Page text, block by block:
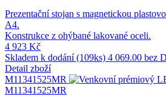
Prezentační stojan s magnetickou
A4.
Konstrukce z ohýbané lakované oceli.
4 923 Kč
Skladem k dodání (109ks) 4 069.00 bez
Detail zboží
M11341525MR
M11341525MR